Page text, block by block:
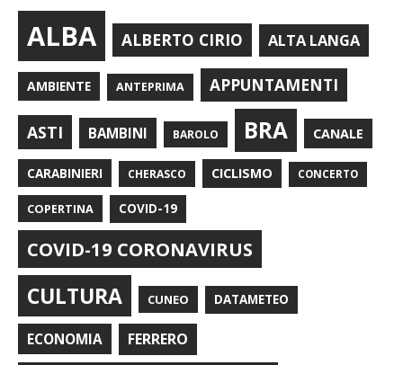
ALBA ALBERTO CIRIO ALTA LANGA
AMBIENTE ANTEPRIMA APPUNTAMENTI
ASTI BAMBINI BAROLO BRA CANALE
CARABINIERI CHERASCO CICLISMO CONCERTO
COPERTINA COVID-19
COVID-19 CORONAVIRUS
CULTURA CUNEO DATAMETEO
ECONOMIA FERRERO